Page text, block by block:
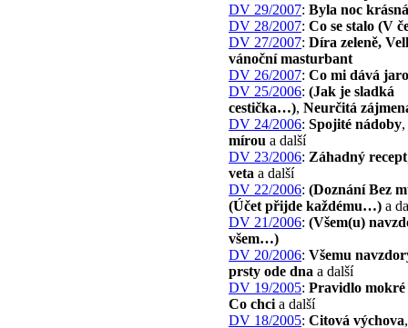
DV 29/2007: Byla noc
DV 28/2007: Co se stalo (V
DV 27/2007: Díra zeleně,
vánoční masturbant
DV 26/2007: Co mi dává jaro
DV 25/2006: (Jak je sladká
cestička…), Neurčitá
DV 24/2006: Spojité nádoby,
mírou a další
DV 23/2006: Záhadný recept
veta a další
DV 22/2006: (Doznání Bez
(Účet přijde každému…) a
DV 21/2006: (Všem(u)
všem…)
DV 20/2006: Všemu
prsty ode dna a další
DV 19/2005: Pravidlo
Co chci a další
DV 18/2005: Citová výchova